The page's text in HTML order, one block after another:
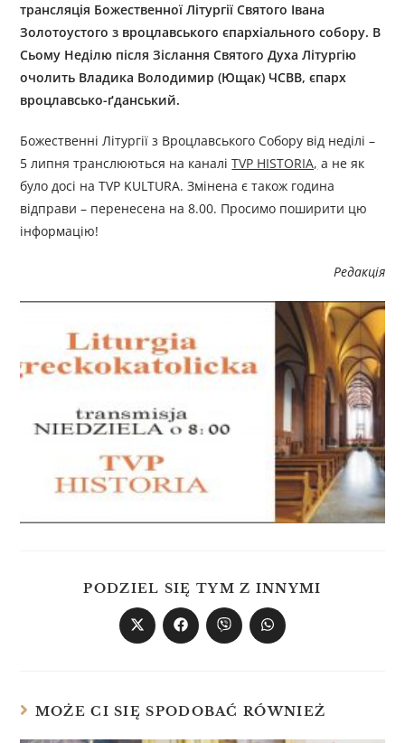
трансляція Божественної Літургії Святого Івана
Золотоустого з вроцлавського єпархіального собору. В
Сьому Неділю після Зіслання Святого Духа Літургію
очолить Владика Володимир (Ющак) ЧСВВ, єпарх
вроцлавсько-ґданський.
Божественні Літургії з Вроцлавського Собору від неділі –
5 липня транслюються на каналіTVP HISTORIA, а не як
було досі на TVP KULTURA. Змінена є також година
відправи – перенесена на 8.00. Просимо поширити цю
інформацію!
Редакція
PODZIEL SIĘ TYM Z INNYMI
MOŻE CI SIĘ SPODOBAĆ RÓWNIEŻ